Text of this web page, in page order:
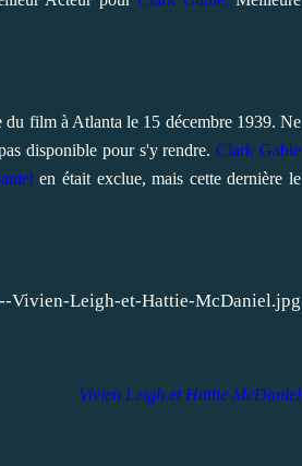
du film à Atlanta le 15 décembre 1939. Ne
disponible pour s'y rendre.Clark Gable
en était exclue, mais cette dernière le
Vivien Leigh et Hattie McDaniel